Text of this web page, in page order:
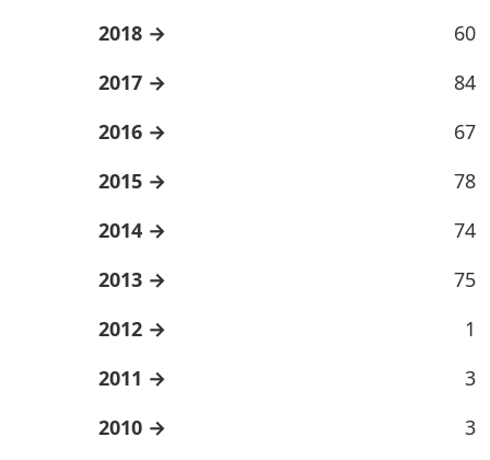
2018
60
2017
84
2016
67
2015
78
2014
74
2013
75
2012
1
2011
3
2010
3